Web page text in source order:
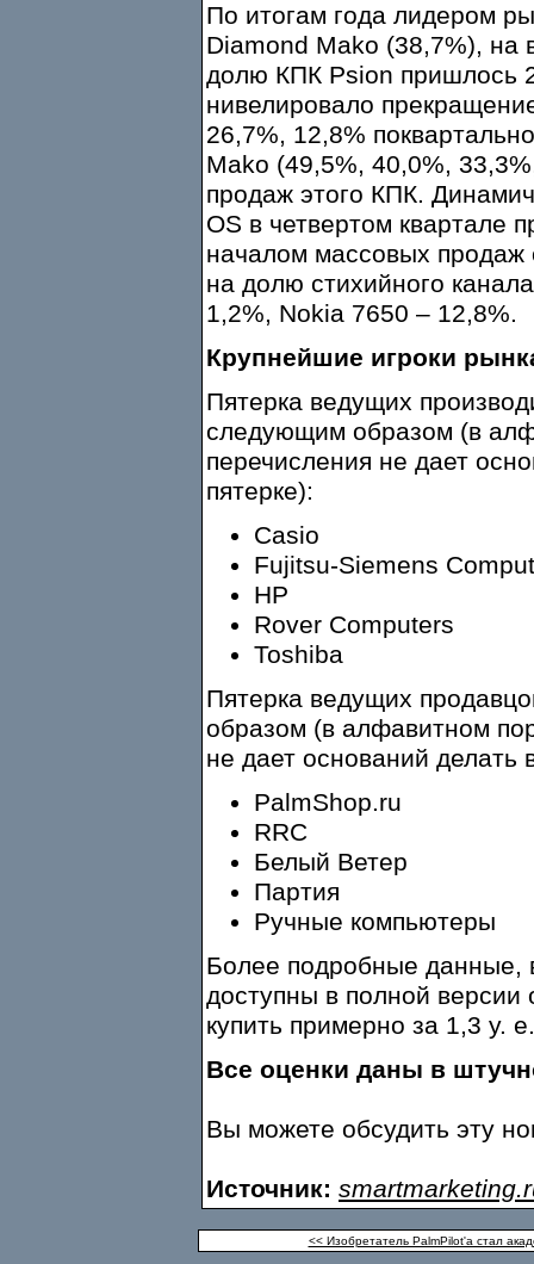
По итогам года лидером
Diamond Mako (38,7%), на
долю КПК Psion пришлось
нивелировало
26,7%, 12,8%
Mako (49,5%, 40,0%,
продаж этого КПК.
OS в четвертом квартале
началом массовых
на долю стихийного
1,2%, Nokia 7650 – 12,8%.
Крупнейшие игроки
Пятерка ведущих
следующим образом (в
перечисления не дает
пятерке):
Casio
Fujitsu-Siemens
HP
Rover Computers
Toshiba
Пятерка ведущих
образом (в алфавитном
не дает оснований делать
PalmShop.ru
RRC
Белый Ветер
Партия
Ручные компьютеры
Более подробные данные,
доступны в полной
купить примерно за 1,3 у. е.
Все оценки даны в
Вы можете обсудить эту
Источник:
<< Изобретатель PalmPilot'а стал